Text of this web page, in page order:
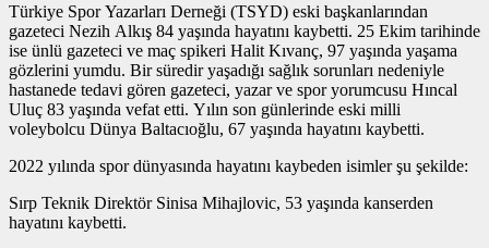
Türkiye Spor Yazarları Derneği (TSYD) eski başkanlarından
gazeteci Nezih Alkış 84 yaşında hayatını kaybetti. 25 Ekim tarihinde
ise ünlü gazeteci ve maç spikeri Halit Kıvanç, 97 yaşında yaşama
gözlerini yumdu. Bir süredir yaşadığı sağlık sorunları nedeniyle
hastanede tedavi gören gazeteci, yazar ve spor yorumcusu Hıncal
Uluç 83 yaşında vefat etti. Yılın son günlerinde eski milli
voleybolcu Dünya Baltacıoğlu, 67 yaşında hayatını kaybetti.
2022 yılında spor dünyasında hayatını kaybeden isimler şu şekilde:
Sırp Teknik Direktör Sinisa Mihajlovic, 53 yaşında kanserden
hayatını kaybetti.